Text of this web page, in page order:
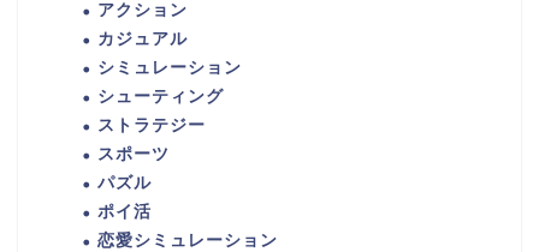
アクション
カジュアル
シミュレーション
シューティング
ストラテジー
スポーツ
パズル
ポイ活
恋愛シミュレーション